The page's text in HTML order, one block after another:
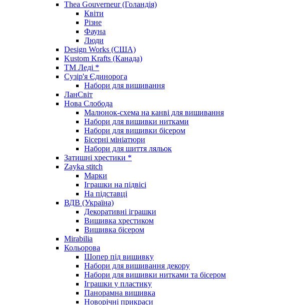
Thea Gouverneur (Голандія)
Квіти
Різне
Фауна
Люди
Design Works (США)
Kustom Krafts (Канада)
ТМ Леді *
Сузір'я Єдинорога
Набори для вишивання
ЛанСвіт
Нова Слобода
Малюнок-схема на канві для вишивання
Набори для вишивки нитками
Набори для вишивки бісером
Бісерні мініатюри
Набори для шиття ляльок
Затишні хрестики *
Zayka stitch
Марки
Іграшки на підвісі
На підставці
ВДВ (Україна)
Декоративні іграшки
Вишивка хрестиком
Вишивка бісером
Mirabilia
Кольорова
Шопер під вишивку
Набори для вишивання декору
Набори для вишивки нитками та бісером
Іграшки у пластику
Панорамна вишивка
Новорічні прикраси